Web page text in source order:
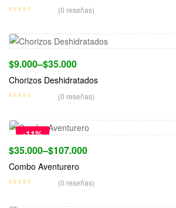
(0 reseñas)
Seleccionar Opciones
$9.000–$35.000
Chorizos Deshidratados
(0 reseñas)
-11%
Seleccionar Opciones
$35.000–$107.000
Combo Aventurero
(0 reseñas)
Seleccionar Opciones